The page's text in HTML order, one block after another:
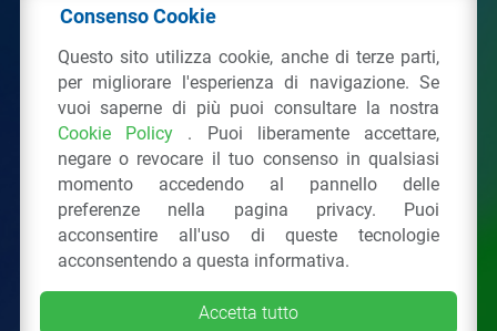
Plastiche da Riciclo
C.F. 97381090154
Via San Vittore 36 20123Milano (MI)
Tel.: 02 43928225.
Tutti i diritti riservati Privacy Policy &Cookie
Consenso Cookie
Questo sito utilizza cookie, anche di terze parti,
per migliorare l'esperienza di navigazione. Se
vuoi saperne di più puoi consultare la nostra
Cookie Policy . Puoi liberamente accettare,
negare o revocare il tuo consenso in qualsiasi
momento accedendo al pannello delle
preferenze nella pagina privacy. Puoi
acconsentire all'uso di queste tecnologie
acconsentendo a questa informativa.
Accetta tutto